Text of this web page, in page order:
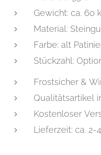
Gewicht: ca. 60
Material:
Farbe: alt
Stückzahl:
Frostsicher &
Qualitätsartikel
Kostenloser
Lieferzeit: ca. 2-